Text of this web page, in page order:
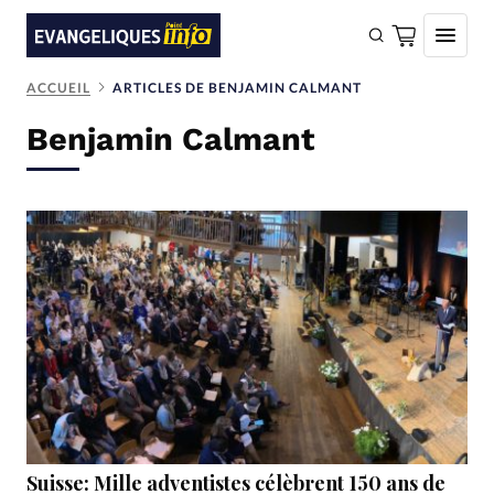
Faire un don
Société
Monde
Bible
Toute l'actualité
Se connecter
Devise:CHF
ACCUEIL ARTICLES DE BENJAMIN CALMANT
Benjamin Calmant
Suisse: Mille adventistes célèbrent 150 ans de